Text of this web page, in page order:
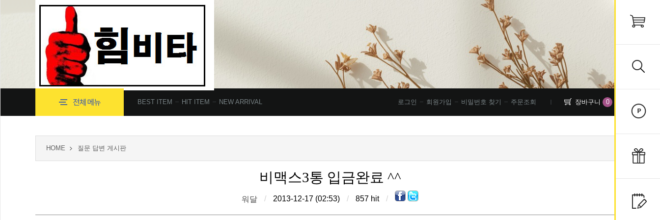
BEST ITEM HIT ITEM NEW ARRIVAL 장바구니 0
주문조회
비밀번호 찾기
회원가입
로그인
HOME 질문 답변 게시판
비맥스3통 입금완료 ^^
워달 / 2013-12-17 (02:53) / 857 hit /